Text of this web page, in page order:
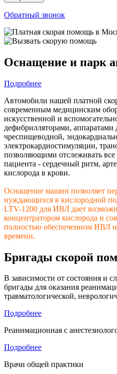
Обратный звонок
Оснащение и парк
Подробнее
Автомобили нашей платной
современным медицинским
искусственной и
дефибрилляторами,
чреспищеводной,
электрокардиостимуляции,
позволяющими отслеживать
пациента - сердечный ритм,
кислорода в крови.
Оснащение машин позволяет
нуждающихся в кислородной
LTV-1200 для ИВЛ дает
концентратором кислорода и
полностью обеспеченном ИВЛ
времени.
Бригады скорой
В зависимости от состояния и
бригады для оказания
травматологической,
Подробнее
Реанимационная с
Подробнее
Врачи общей практики